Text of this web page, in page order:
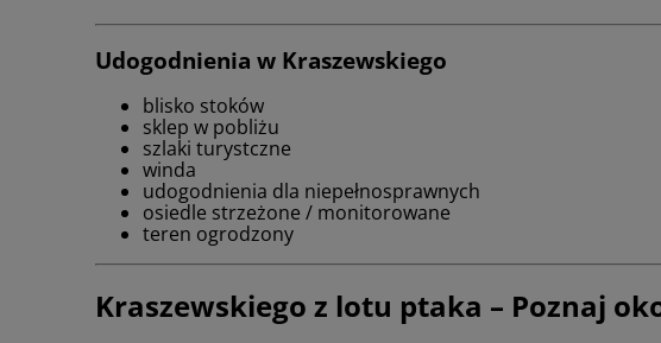
Udogodnienia w Kraszewskiego
blisko stoków
sklep w pobliżu
szlaki turystczne
winda
udogodnienia dla niepełnosprawnych
osiedle strzeżone / monitorowane
teren ogrodzony
Kraszewskiego z lotu ptaka – Poznaj